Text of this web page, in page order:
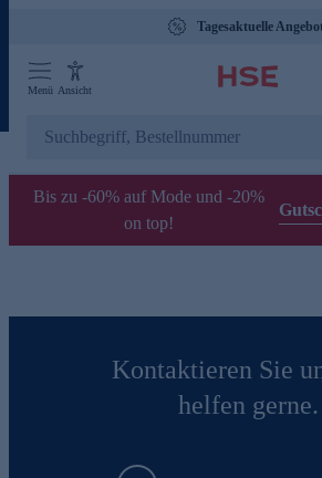
Tagesaktuelle
Menü Ansicht
Bis zu -60% auf Mode und -20%
on top!
Kontaktieren Sie
helfen gerne.